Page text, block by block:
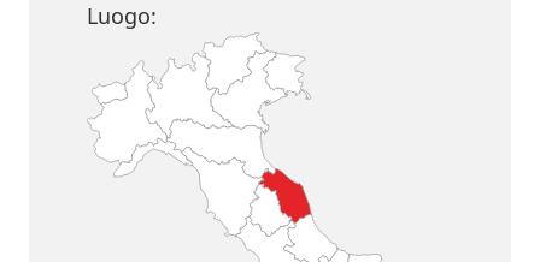
Luogo: